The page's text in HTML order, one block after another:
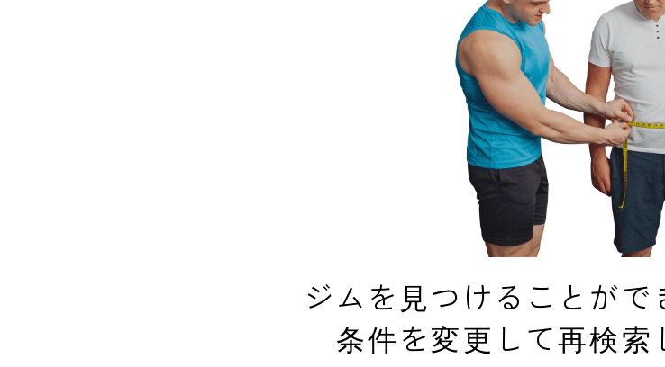
ジムを見つけることがで
条件を変更して再検索